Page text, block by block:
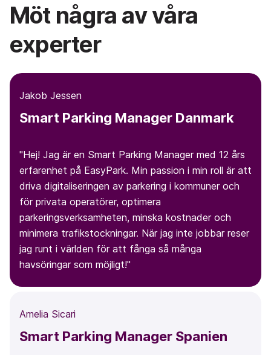
Möt några av våra
experter
Jakob Jessen
Smart Parking Manager Danmark
"Hej! Jag är en Smart Parking Manager med 12 års
erfarenhet på EasyPark. Min passion i min roll är att
driva digitaliseringen av parkering i kommuner och
för privata operatörer, optimera
parkeringsverksamheten, minska kostnader och
minimera trafikstockningar. När jag inte jobbar reser
jag runt i världen för att fånga så många
havsöringar som möjligt!"
Amelia Sicari
Smart Parking Manager Spanien